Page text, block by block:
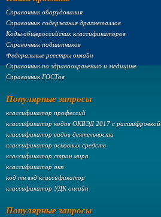
Справочник оборудования
Справочник содержания драгметаллов
Коды общероссийских классификаторов
Справочник подшипников
Федеральные реестры онлайн
Справочник по здравоохранению и медицине
Справочник ГОСТов
Популярные запросы
классификатор профессий
классификатор кодов ОКВЭД 2017 с расшифровкой
классификатор видов деятельности
классификатор основных средств
классификатор стран мира
классификатор окп
код тн вэд классификатор
классификатор УДК онлайн
Популярные запросы